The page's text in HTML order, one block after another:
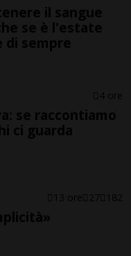
il sangue
se è l'estate
di sempre
4 ore
se raccontiamo
ci guarda
13 ore 27 182